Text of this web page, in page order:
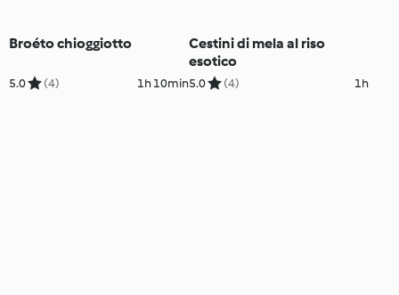
Broéto chioggiotto
5.0 (4) 1h 10min
Cestini di mela al riso
esotico
5.0 (4) 1h